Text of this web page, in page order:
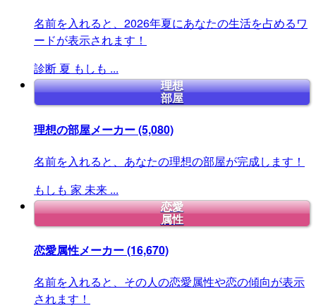
名前を入れると、2026年夏にあなたの生活を占めるワ
ードが表示されます！
診断 夏 もしも ...
理想
部屋
理想の部屋メーカー(5,080)
名前を入れると、あなたの理想の部屋が完成します！
もしも 家 未来 ...
恋愛
属性
恋愛属性メーカー(16,670)
名前を入れると、その人の恋愛属性や恋の傾向が表示
されます！